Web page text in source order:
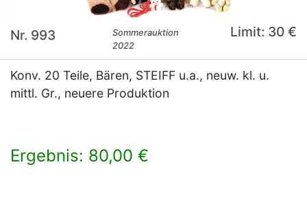
Nr. 993
Sommerauktion
2022
Limit: 30 €
Konv. 20 Teile, Bären, STEIFF u.a., neuw. kl. u.
mittl. Gr., neuere Produktion
Ergebnis: 80,00 €